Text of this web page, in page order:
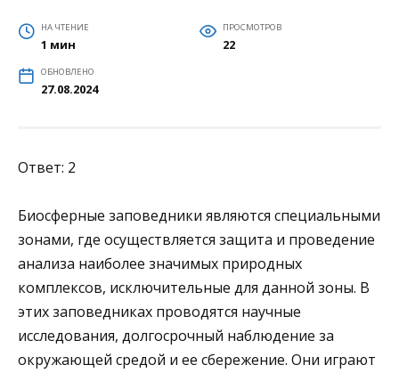
НА ЧТЕНИЕ
1 мин
ПРОСМОТРОВ
22
ОБНОВЛЕНО
27.08.2024
Ответ: 2
Биосферные заповедники являются специальными
зонами, где осуществляется защита и проведение
анализа наиболее значимых природных
комплексов, исключительные для данной зоны. В
этих заповедниках проводятся научные
исследования, долгосрочный наблюдение за
окружающей средой и ее сбережение. Они играют